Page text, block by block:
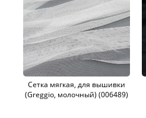
Сетка мягкая, для вышивки
(Greggio, молочный) (006489)